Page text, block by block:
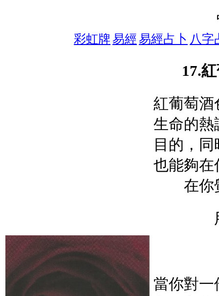
彩虹牌 易經 易經占卜 八字
17.
紅葡萄酒
生命的熱
目的，
也能夠在
在你
當你對一